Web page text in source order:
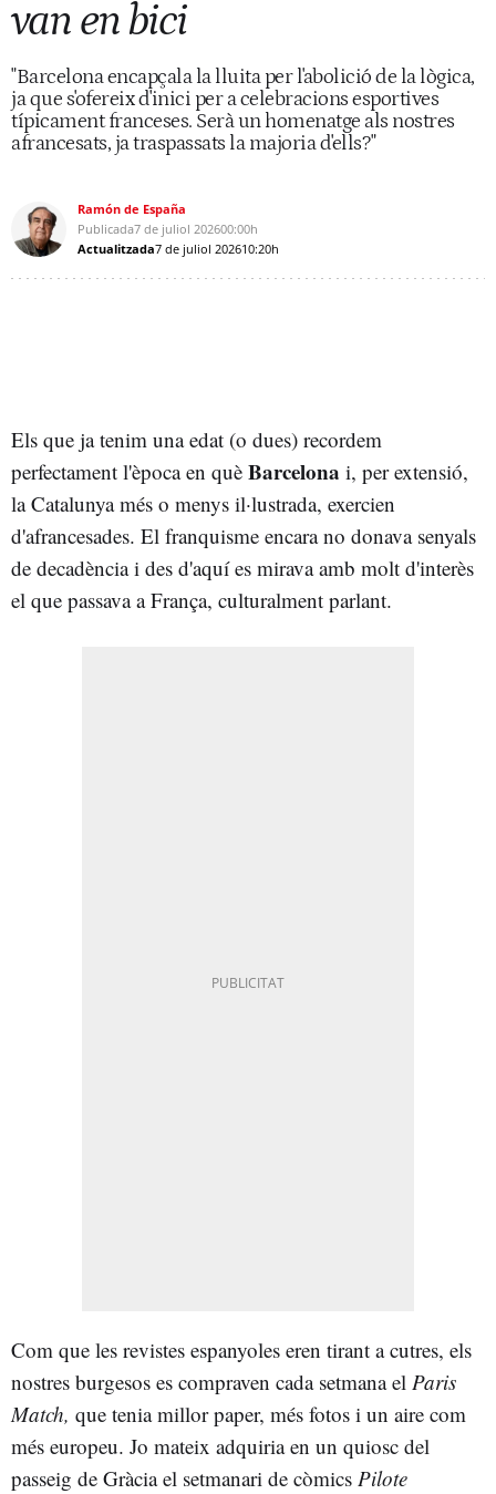
van en bici
"Barcelona encapçala la lluita per l'abolició de la lògica,
ja que s'ofereix d'inici per a celebracions esportives
típicament franceses. Serà un homenatge als nostres
afrancesats, ja traspassats la majoria d'ells?"
Ramón de España
Publicada7 de juliol 202600:00h
Actualitzada7 de juliol 202610:20h
Els que ja tenim una edat (o dues) recordem
perfectament l'època en què Barcelona i, per extensió,
la Catalunya més o menys il·lustrada, exercien
d'afrancesades. El franquisme encara no donava senyals
de decadència i des d'aquí es mirava amb molt d'interès
el que passava a França, culturalment parlant.
Com que les revistes espanyoles eren tirant a cutres, els
nostres burgesos es compraven cada setmana el Paris
Match, que tenia millor paper, més fotos i un aire com
més europeu. Jo mateix adquiria en un quiosc del
passeig de Gràcia el setmanari de còmics Pilote